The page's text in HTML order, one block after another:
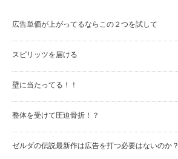
広告単価が上がってるならこの２つを試して
スピリッツを届ける
壁に当たってる！！
整体を受けて圧迫骨折！？
ゼルダの伝説最新作は広告を打つ必要はないのか？